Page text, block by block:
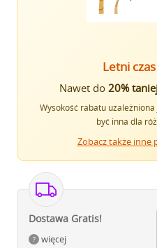
Letni
Nawet do 20%
Wysokość rabatu
być inna dla
Zobacz także inne
Dostawa Gratis!
więcej